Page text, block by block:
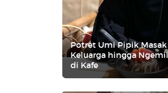
Potret Umi Pipik
Keluarga hingga
di Kafe